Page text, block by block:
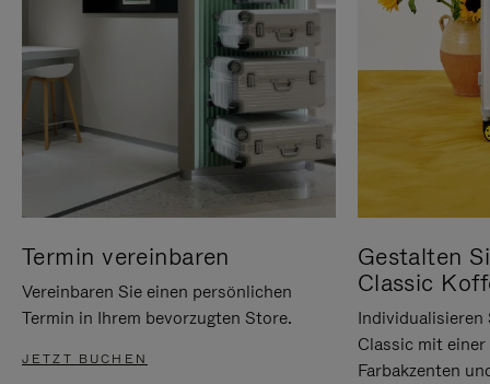
Termin vereinbaren
Vereinbaren Sie einen persönlichen
Termin in Ihrem bevorzugten Store.
JETZT BUCHEN
Gestalten
Classic
Individualisieren
Classic mit
Farbakzenten